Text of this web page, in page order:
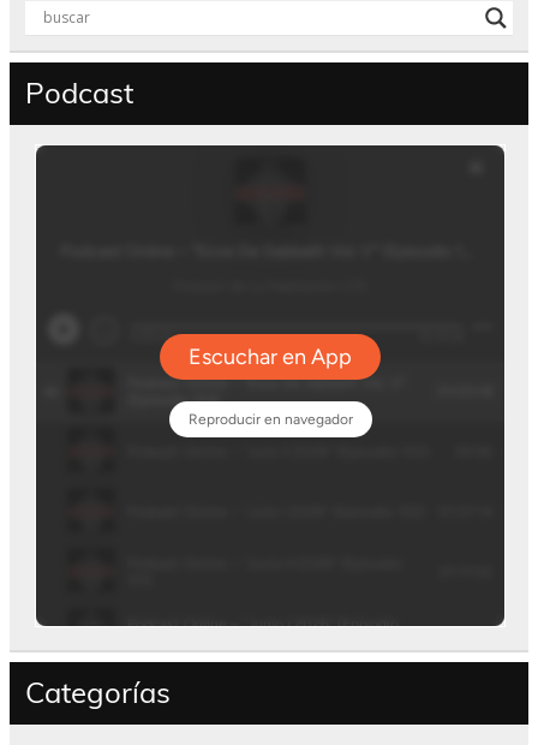
Podcast
Categorías